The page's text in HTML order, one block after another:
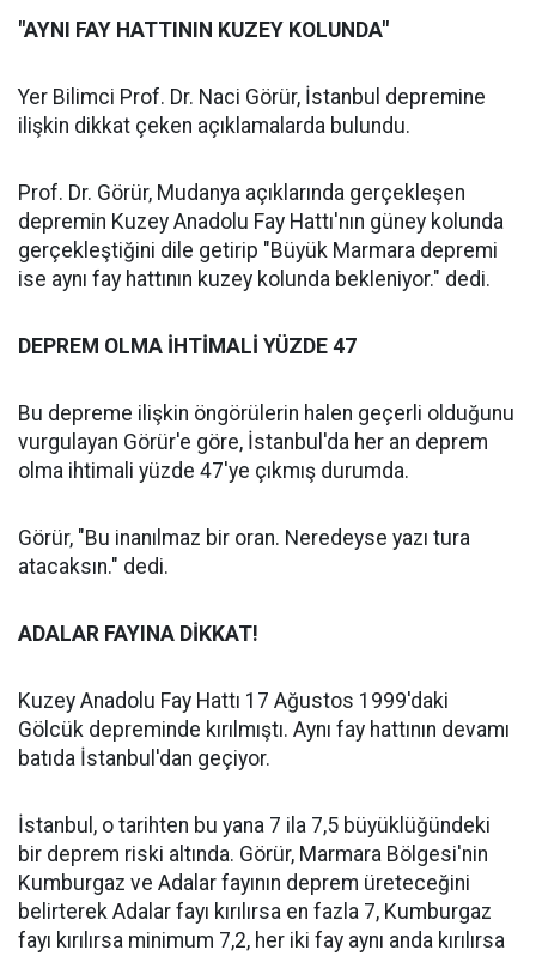
"AYNI FAY HATTININ KUZEY KOLUNDA"
Yer Bilimci Prof. Dr. Naci Görür, İstanbul depremine
ilişkin dikkat çeken açıklamalarda bulundu.
Prof. Dr. Görür, Mudanya açıklarında gerçekleşen
depremin Kuzey Anadolu Fay Hattı'nın güney kolunda
gerçekleştiğini dile getirip "Büyük Marmara depremi
ise aynı fay hattının kuzey kolunda bekleniyor." dedi.
DEPREM OLMA İHTİMALİ YÜZDE 47
Bu depreme ilişkin öngörülerin halen geçerli olduğunu
vurgulayan Görür'e göre, İstanbul'da her an deprem
olma ihtimali yüzde 47'ye çıkmış durumda.
Görür, "Bu inanılmaz bir oran. Neredeyse yazı tura
atacaksın." dedi.
ADALAR FAYINA DİKKAT!
Kuzey Anadolu Fay Hattı 17 Ağustos 1999'daki
Gölcük depreminde kırılmıştı. Aynı fay hattının devamı
batıda İstanbul'dan geçiyor.
İstanbul, o tarihten bu yana 7 ila 7,5 büyüklüğündeki
bir deprem riski altında. Görür, Marmara Bölgesi'nin
Kumburgaz ve Adalar fayının deprem üreteceğini
belirterek Adalar fayı kırılırsa en fazla 7, Kumburgaz
fayı kırılırsa minimum 7,2, her iki fay aynı anda kırılırsa